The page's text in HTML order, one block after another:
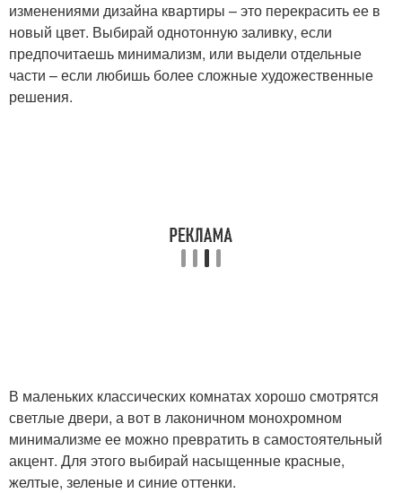
изменениями дизайна квартиры – это перекрасить ее в
новый цвет. Выбирай однотонную заливку, если
предпочитаешь минимализм, или выдели отдельные
части – если любишь более сложные художественные
решения.
В маленьких классических комнатах хорошо смотрятся
светлые двери, а вот в лаконичном монохромном
минимализме ее можно превратить в самостоятельный
акцент. Для этого выбирай насыщенные красные,
желтые, зеленые и синие оттенки.